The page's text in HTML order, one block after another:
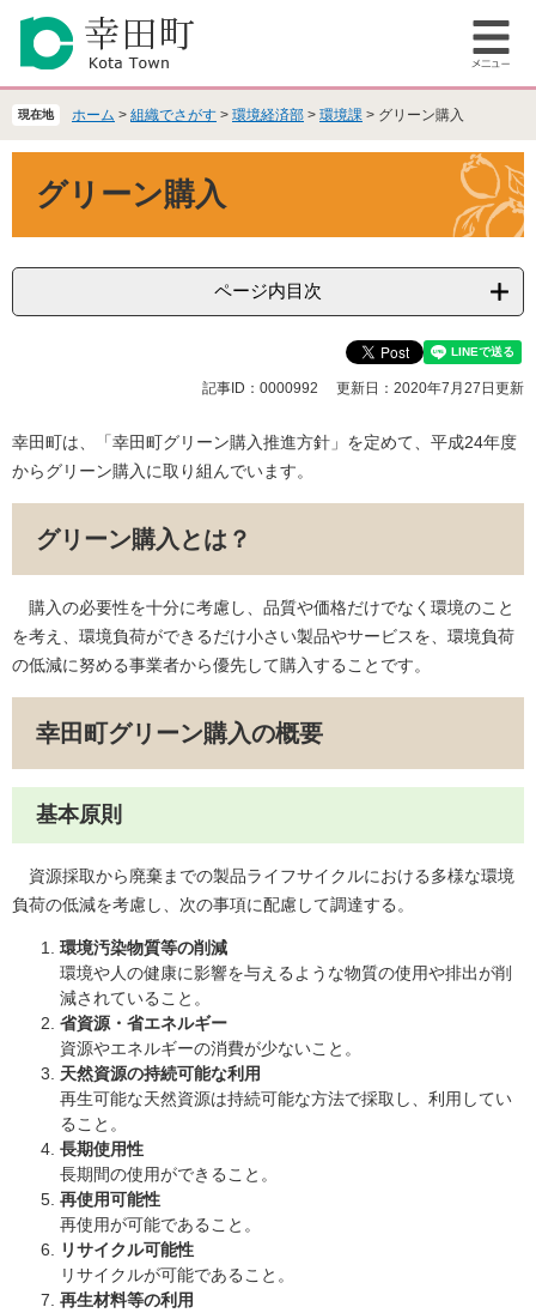
の
頭
ー
飛
本
文
メ
現在地 ホーム > 組織でさがす > 環境経済部 > 環境課 > グリーン購入
グリーン購入
ページ内目次
記事ID：0000992 更新日：2020年7月27日更新
幸田町は、「幸田町グリーン購入推進方針」を定めて、平成24年度
からグリーン購入に取り組んでいます。
グリーン購入とは？
購入の必要性を十分に考慮し、品質や価格だけでなく環境のこと
を考え、環境負荷ができるだけ小さい製品やサービスを、環境負荷
の低減に努める事業者から優先して購入することです。
幸田町グリーン購入の概要
基本原則
資源採取から廃棄までの製品ライフサイクルにおける多様な環境
負荷の低減を考慮し、次の事項に配慮して調達する。
環境汚染物質等の削減
環境や人の健康に影響を与えるような物質の使用や排出が削
減されていること。
省資源・省エネルギー
資源やエネルギーの消費が少ないこと。
天然資源の持続可能な利用
再生可能な天然資源は持続可能な方法で採取し、利用してい
ること。
長期使用性
長期間の使用ができること。
再使用可能性
再使用が可能であること。
リサイクル可能性
リサイクルが可能であること。
再生材料等の利用